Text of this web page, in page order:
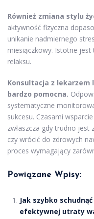
Również zmiana stylu
aktywność fizyczna
unikanie nadmiernego
miesiączkowy. Istotne jest
relaksu.
Konsultacja z lekarzem
bardzo pomocna.
systematyczne
sukcesu. Czasami
zwłaszcza gdy trudno jest
czy wrócić do zdrowych
proces wymagający
Powiązane Wpisy:
Jak szybko
efektywnej utraty